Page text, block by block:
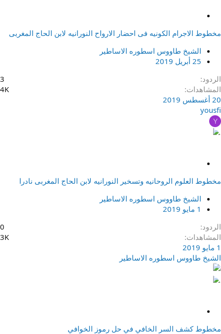
ب
ت
مخطوط الاجرام الكونيه فى احضار الارواح النورانيه لابن الحاج المغربى
الشيخ طاووس اسطوره الاساطير
25 أبريل 2019
الردود
3
المشاهدات
4K
20 أغسطس 2019
yousfi
Y
ب
ت
مخطوط العلوم الروحانيه وتسخير النورانيه لابن الحاج المغربى نادرا
الشيخ طاووس اسطوره الاساطير
1 مايو 2019
الردود
0
المشاهدات
3K
1 مايو 2019
الشيخ طاووس اسطوره الاساطير
ب
مخطوط كشف السر الخافي في حل رموز الخوافي